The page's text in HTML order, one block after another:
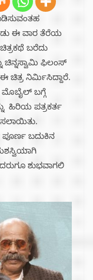
ಈ ವಾರ ತೆರೆಯ
ಬರೆದು
ಚಿನ್ನಸ್ವಾಮಿ ಫಿಲಂಸ್
ಚಿತ್ರ ನಿರ್ಮಿಸಿದ್ದಾರೆ.
ಬಗ್ಗೆ
ಹಿರಿಯ ಪತ್ರಕರ್ತ
ಪೂರ್ಣ ಬದುಕಿನ
ಶುಭವಾಗಲಿ